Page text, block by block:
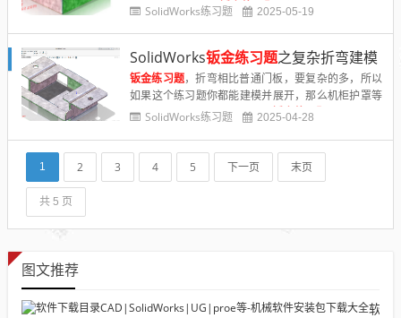
效果图SolidWorks钣金练习题之箱体建模步骤1、打
SolidWorks练习题 2025-05-19
SolidWorks钣金练习题之复杂折弯建模
钣金练习题，折弯相比普通门板，要复杂的多，所以
如果这个练习题你都能建模并展开，那么机柜护罩等
等钣金不在话下。SolidWorks钣金练习题
SolidWorks练习题 2025-04-28
1 2 3 4 5 下一页 末页
共 5 页
图文推荐
软